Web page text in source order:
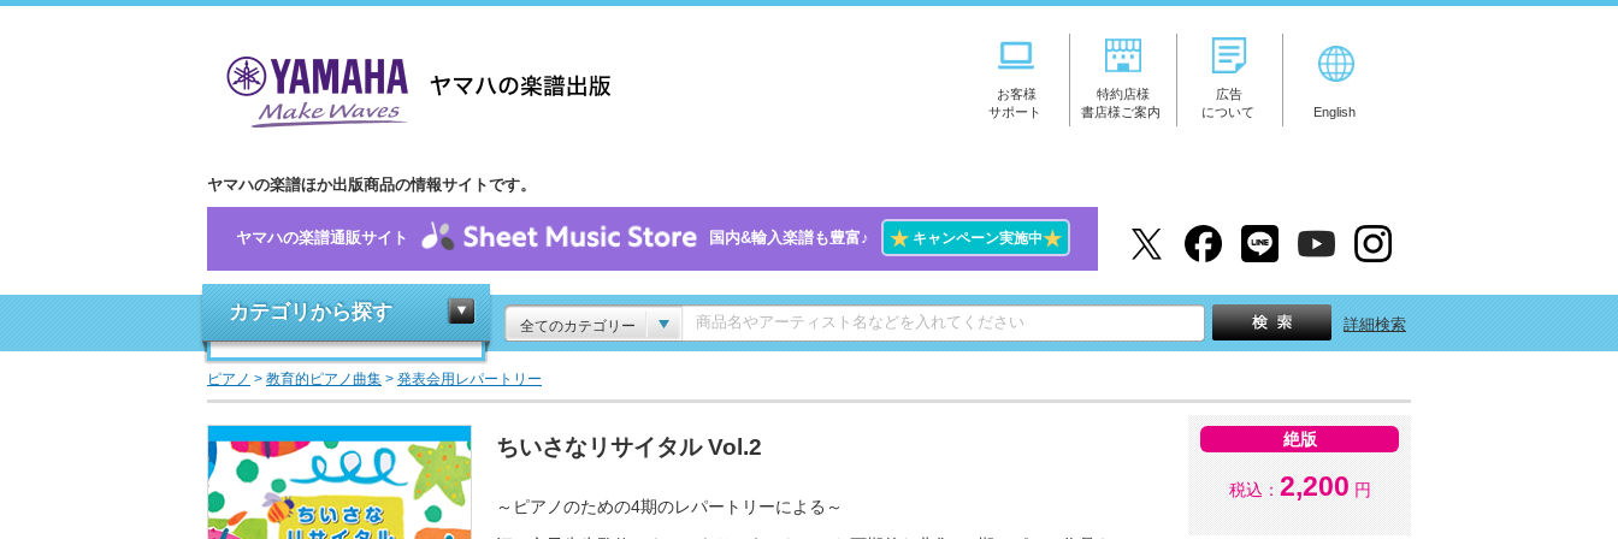
お客様
サポート
特約店様
書店様ご案内
広告
について
English
ヤマハの楽譜ほか出版商品の情報サイトです。
ヤマハの楽譜通販サイト 国内&輸入楽譜も豊富♪ ★キャンペーン実施中★
カテゴリから探す
全てのカテゴリー 詳細検索
ピアノ > 教育的ピアノ曲集 > 発表会用レパートリー
ちいさなリサイタル Vol.2
～ピアノのための4期のレパートリーによる～
絶版
税込： 2,200 円